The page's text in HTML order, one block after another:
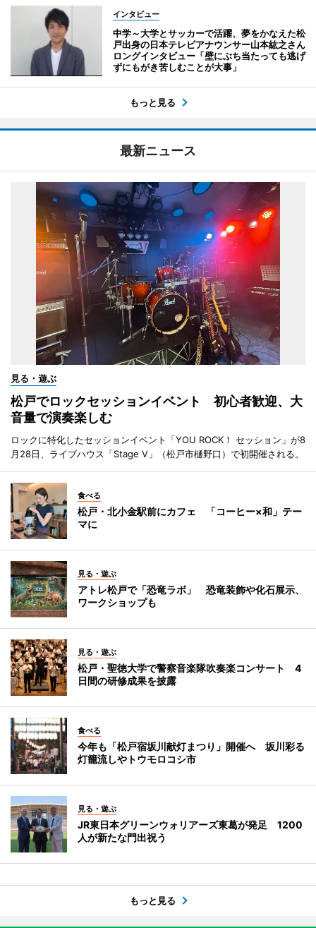
インタビュー
中学～大学とサッカーで活躍、夢をかなえた松
戸出身の日本テレビアナウンサー山本紘之さん
ロングインタビュー「壁にぶち当たっても逃げ
ずにもがき苦しむことが大事」
もっと見る
最新ニュース
見る・遊ぶ
松戸でロックセッションイベント 初心者歓迎、大
音量で演奏楽しむ
ロックに特化したセッションイベント「YOU ROCK！ セッション」が8
月28日、ライブハウス「Stage V」（松戸市樋野口）で初開催される。
食べる
松戸・北小金駅前にカフェ 「コーヒー×和」テー
マに
見る・遊ぶ
アトレ松戸で「恐竜ラボ」 恐竜装飾や化石展示、
ワークショップも
見る・遊ぶ
松戸・聖徳大学で警察音楽隊吹奏楽コンサート 4
日間の研修成果を披露
食べる
今年も「松戸宿坂川献灯まつり」開催へ 坂川彩る
灯籠流しやトウモロコシ市
見る・遊ぶ
JR東日本グリーンウォリアーズ東葛が発足 1200
人が新たな門出祝う
もっと見る